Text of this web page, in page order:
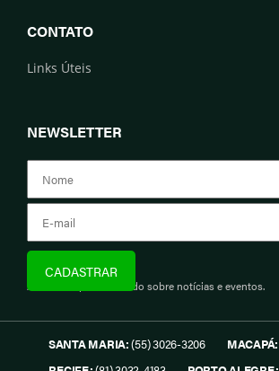
CONTATO
Links Úteis
NEWSLETTER
Assine e fique informado sobre notícias e eventos.
SANTA MARIA:(55) 3026-3206 MACAPÁ: